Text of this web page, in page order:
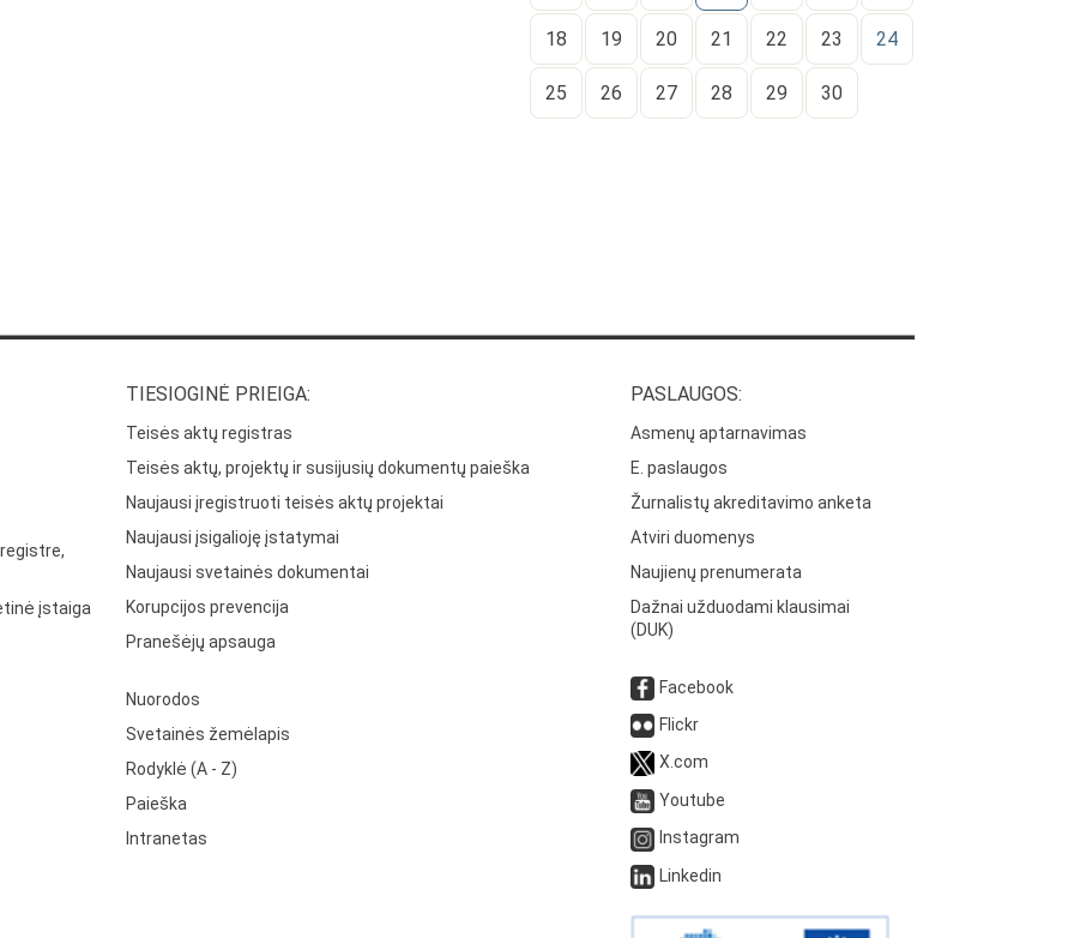
18 19 20 21 22 23 24
25 26 27 28 29 30
įstaiga
TIESIOGINĖ PRIEIGA:
Teisės aktų registras
Teisės aktų, projektų ir susijusių dokumentų paieška
Naujausi įregistruoti teisės aktų projektai
Naujausi įsigalioję įstatymai
Naujausi svetainės dokumentai
Korupcijos prevencija
Pranešėjų apsauga
Nuorodos
Svetainės žemėlapis
Rodyklė (A - Z)
Paieška
Intranetas
PASLAUGOS:
Asmenų aptarnavimas
E. paslaugos
Žurnalistų akreditavimo anketa
Atviri duomenys
Naujienų prenumerata
Dažnai užduodami klausimai
(DUK)
Facebook
Flickr
X.com
Youtube
Instagram
Linkedin